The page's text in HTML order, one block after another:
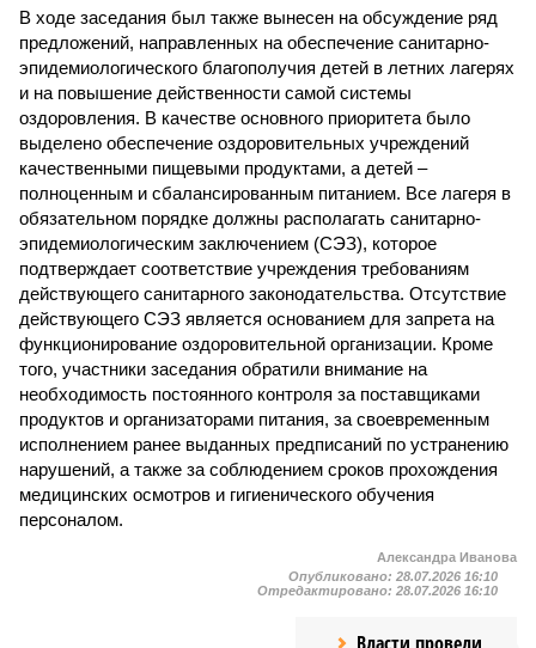
В ходе заседания был также вынесен на обсуждение ряд
предложений, направленных на обеспечение санитарно-
эпидемиологического благополучия детей в летних лагерях
и на повышение действенности самой системы
оздоровления. В качестве основного приоритета было
выделено обеспечение оздоровительных учреждений
качественными пищевыми продуктами, а детей –
полноценным и сбалансированным питанием. Все лагеря в
обязательном порядке должны располагать санитарно-
эпидемиологическим заключением (СЭЗ), которое
подтверждает соответствие учреждения требованиям
действующего санитарного законодательства. Отсутствие
действующего СЭЗ является основанием для запрета на
функционирование оздоровительной организации. Кроме
того, участники заседания обратили внимание на
необходимость постоянного контроля за поставщиками
продуктов и организаторами питания, за своевременным
исполнением ранее выданных предписаний по устранению
нарушений, а также за соблюдением сроков прохождения
медицинских осмотров и гигиенического обучения
персоналом.
Александра Иванова
Опубликовано: 28.07.2026 16:10
Отредактировано: 28.07.2026 16:10